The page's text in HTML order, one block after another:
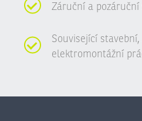
Záruční a
Související
elektromontážní